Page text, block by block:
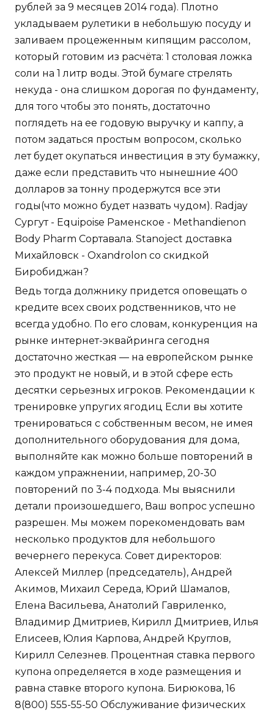
рублей за 9 месяцев 2014 года). Плотно
укладываем рулетики в небольшую посуду и
заливаем процеженным кипящим рассолом,
который готовим из расчёта: 1 столовая ложка
соли на 1 литр воды. Этой бумаге стрелять
некуда - она слишком дорогая по фундаменту,
для того чтобы это понять, достаточно
поглядеть на ее годовую выручку и каппу, а
потом задаться простым вопросом, сколько
лет будет окупаться инвестиция в эту бумажку,
даже если представить что нынешние 400
долларов за тонну продержутся все эти
годы(что можно будет назвать чудом). Radjay
Сургут - Equipoise Раменское - Methandienon
Body Pharm Сортавала. Stanoject доставка
Михайловск - Oxandrolon со скидкой
Биробиджан?
Ведь тогда должнику придется оповещать о
кредите всех своих родственников, что не
всегда удобно. По его словам, конкуренция на
рынке интернет-эквайринга сегодня
достаточно жесткая — на европейском рынке
это продукт не новый, и в этой сфере есть
десятки серьезных игроков. Рекомендации к
тренировке упругих ягодиц Если вы хотите
тренироваться с собственным весом, не имея
дополнительного оборудования для дома,
выполняйте как можно больше повторений в
каждом упражнении, например, 20-30
повторений по 3-4 подхода. Мы выяснили
детали произошедшего, Ваш вопрос успешно
разрешен. Мы можем порекомендовать вам
несколько продуктов для небольшого
вечернего перекуса. Совет директоров:
Алексей Миллер (председатель), Андрей
Акимов, Михаил Середа, Юрий Шамалов,
Елена Васильева, Анатолий Гавриленко,
Владимир Дмитриев, Кирилл Дмитриев, Илья
Елисеев, Юлия Карпова, Андрей Круглов,
Кирилл Селезнев. Процентная ставка первого
купона определяется в ходе размещения и
равна ставке второго купона. Бирюкова, 16
8(800) 555-55-50 Обслуживание физических